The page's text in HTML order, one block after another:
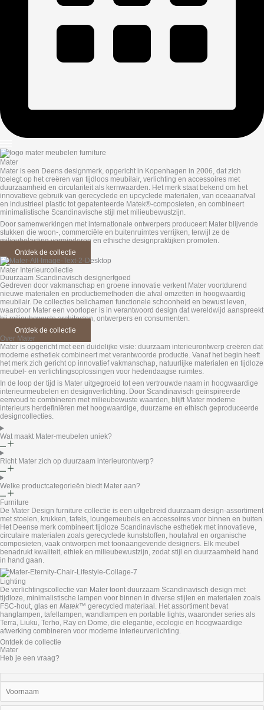
Mater
Mater is een Deens designmerk, opgericht in Kopenhagen in 2006, dat zich
toelegt op het creëren van tijdloos meubilair, verlichting en accessoires met
duurzaamheid en circulariteit als kernwaarden. Het merk staat bekend om het
innovatieve gebruik van gerecyclede en upcyclede materialen, van oceaanafval
en industrieel plastic tot gepatenteerde Matek®-composieten, en combineert
minimalistische Scandinavische stijl met milieubewustzijn.
Door samenwerkingen met internationale ontwerpers produceert Mater blijvende
stukken die woon-, commerciële en buitenruimtes verrijken, terwijl ze de
milieubelasting verminderen en ethische designpraktijken promoten.
Ontdek de collectie
Mater Interieurcollectie
Duurzaam Scandinavisch design­erfgoed
Gedreven door vakmanschap en groene innovatie verkent Mater voortdurend
nieuwe materialen en productiemethoden die afval omzetten in hoogwaardig
meubilair. De collecties belichamen functionele schoonheid en bewust leven,
waardoor Mater een voorloper is in verantwoord design dat wereldwijd aanspreekt
bij milieubewuste architecten, ontwerpers en consumenten.
Ontdek de collectie
Over Mater
Mater is opgericht met een duidelijke visie: duurzaam interieurontwerp creëren dat
moderne esthetiek combineert met verantwoorde productie. Vanaf het begin heeft
het merk zich gericht op innovatief vakmanschap, natuurlijke materialen en tijdloze
meubel- en verlichtingsoplossingen voor hedendaagse ruimtes.
In de loop der tijd is Mater uitgegroeid tot een vertrouwde naam in hoogwaardige
interieurmeubelen en designverlichting. Door Scandinavisch geïnspireerde
eenvoud te combineren met milieubewuste waarden, blijft Mater moderne
interieurs herdefiniëren met hoogwaardige, duurzame en ethisch geproduceerde
designcollecties.
Wat maakt Mater-meubelen uniek?
Richt Mater zich op duurzaam interieurontwerp?
Welke productcategorieën biedt Mater aan?
Furniture
De Mater Design furniture collectie is een uitgebreid duurzaam design-assortiment
met stoelen, krukken, tafels, loungemeubels en accessoires voor binnen en buiten.
Het Deense merk combineert tijdloze Scandinavische esthetiek met innovatieve,
circulaire materialen zoals gerecyclede kunststoffen, houtafval en organische
composieten, vaak ontworpen met toonaangevende designers. Elk meubel
benadrukt kwaliteit, ethiek en milieubewustzijn, zodat stijl en duurzaamheid hand
in hand gaan.
Lighting
De verlichtingscollectie van Mater toont duurzaam Scandinavisch design met
tijdloze, minimalistische lampen voor binnen in diverse stijlen en materialen zoals
FSC‑hout, glas en Matek™ gerecycled materiaal. Het assortiment bevat
hanglampen, tafellampen, wandlampen en portable lights, waaronder series als
Terra, Liuku, Terho, Ray en Dome, die elegantie, ecologie en hoogwaardige
afwerking combineren voor moderne interieurverlichting.
Ontdek de collectie
Mater
Heb je een vraag?